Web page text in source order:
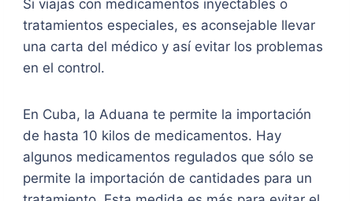
Si viajas con medicamentos inyectables o
tratamientos especiales, es aconsejable llevar
una carta del médico y así evitar los problemas
en el control.
En Cuba, la Aduana te permite la importación
de hasta 10 kilos de medicamentos. Hay
algunos medicamentos regulados que sólo se
permite la importación de cantidades para un